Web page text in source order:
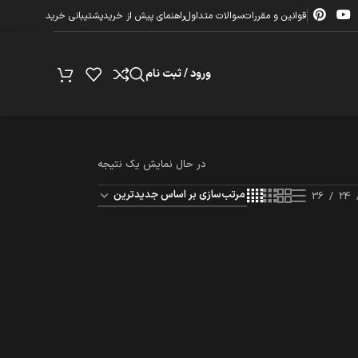
قوانین و مقرراتسوالات متداولراهنمای پیش از خریدپشتیبانی خرید
ورود / ثبت نام
در حال نمایش یک نتیجه
24
36